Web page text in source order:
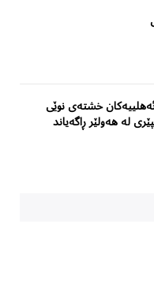
خشتەی نوێی
لە هەولێر ڕاگەیاند